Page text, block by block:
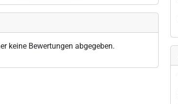
keine Bewertungen abgegeben.